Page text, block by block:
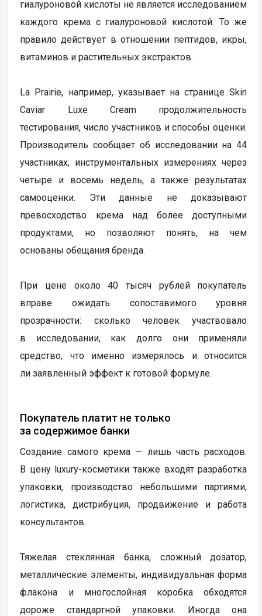
гиалуроновой кислоты не является исследованием
каждого крема с гиалуроновой кислотой. То же
правило действует в отношении пептидов, икры,
витаминов и растительных экстрактов.
La Prairie, например, указывает на странице Skin
Caviar Luxe Cream продолжительность
тестирования, число участников и способы оценки.
Производитель сообщает об исследовании на 44
участниках, инструментальных измерениях через
четыре и восемь недель, а также результатах
самооценки. Эти данные не доказывают
превосходство крема над более доступными
продуктами, но позволяют понять, на чем
основаны обещания бренда.
При цене около 40 тысяч рублей покупатель
вправе ожидать сопоставимого уровня
прозрачности: сколько человек участвовало
в исследовании, как долго они применяли
средство, что именно измерялось и относится
ли заявленный эффект к готовой формуле.
Покупатель платит не только
за содержимое банки
Создание самого крема — лишь часть расходов.
В цену luxury-косметики также входят разработка
упаковки, производство небольшими партиями,
логистика, дистрибуция, продвижение и работа
консультантов.
Тяжелая стеклянная банка, сложный дозатор,
металлические элементы, индивидуальная форма
флакона и многослойная коробка обходятся
дороже стандартной упаковки. Иногда она